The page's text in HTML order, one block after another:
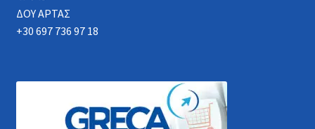
ΔΟΥ ΑΡΤΑΣ
+30 697 736 97 18